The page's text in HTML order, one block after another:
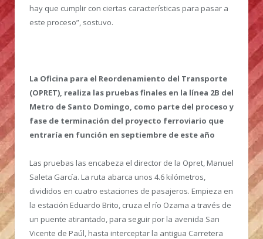
hay que cumplir con ciertas características para pasar a
este proceso”, sostuvo.
La Oficina para el Reordenamiento del Transporte
(OPRET), realiza las pruebas finales en la línea 2B del
Metro de Santo Domingo, como parte del proceso y
fase de terminación del proyecto ferroviario que
entraría en función en septiembre de este año
Las pruebas las encabeza el director de la Opret, Manuel
Saleta García. La ruta abarca unos 4.6 kilómetros,
divididos en cuatro estaciones de pasajeros. Empieza en
la estación Eduardo Brito, cruza el río Ozama a través de
un puente atirantado, para seguir por la avenida San
Vicente de Paúl, hasta interceptar la antigua Carretera